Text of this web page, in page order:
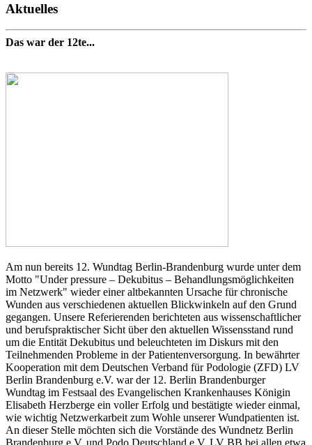
Aktuelles
Das war der 12te...
Am nun bereits 12. Wundtag Berlin-Brandenburg wurde unter dem
Motto "Under pressure – Dekubitus – Behandlungsmöglichkeiten
im Netzwerk" wieder einer altbekannten Ursache für chronische
Wunden aus verschiedenen aktuellen Blickwinkeln auf den Grund
gegangen. Unsere Referierenden berichteten aus wissenschaftlicher
und berufspraktischer Sicht über den aktuellen Wissensstand rund
um die Entität Dekubitus und beleuchteten im Diskurs mit den
Teilnehmenden Probleme in der Patientenversorgung. In bewährter
Kooperation mit dem Deutschen Verband für Podologie (ZFD) LV
Berlin Brandenburg e.V. war der 12. Berlin Brandenburger
Wundtag im Festsaal des Evangelischen Krankenhauses Königin
Elisabeth Herzberge ein voller Erfolg und bestätigte wieder einmal,
wie wichtig Netzwerkarbeit zum Wohle unserer Wundpatienten ist.
An dieser Stelle möchten sich die Vorstände des Wundnetz Berlin